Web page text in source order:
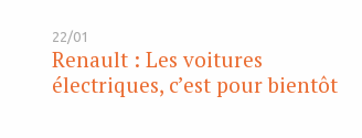
22/01
Renault : Les voitures
électriques, c’est pour bientôt